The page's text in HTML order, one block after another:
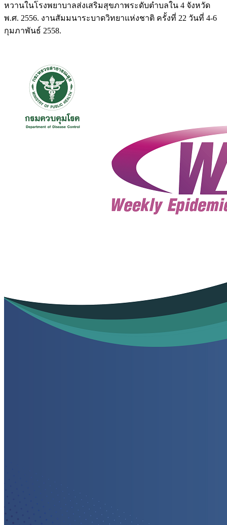
หวานในโรงพยาบาลส่งเสริมสุขภาพระดับตำบลใน 4 จังหวัด
พ.ศ. 2556. งานสัมมนาระบาดวิทยาแห่งชาติ ครั้งที่ 22 วันที่ 4-6
กุมภาพันธ์ 2558.